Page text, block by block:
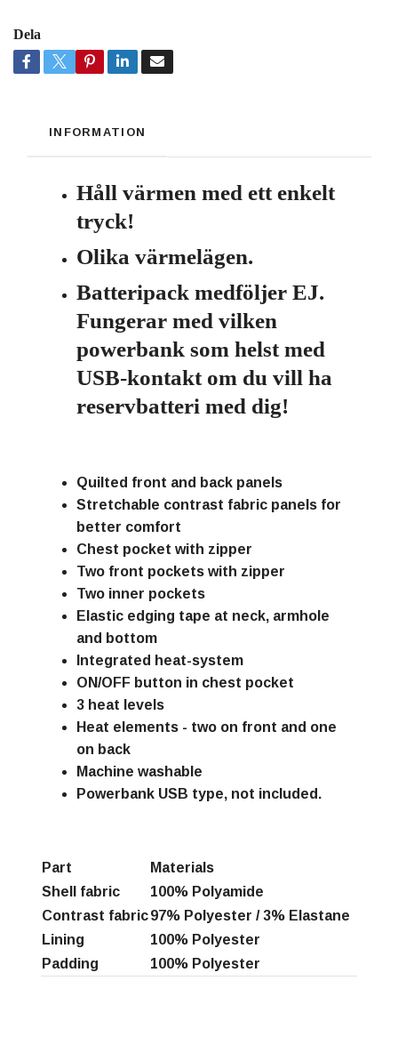
Dela
INFORMATION
Håll värmen med ett enkelt
tryck!
Olika värmelägen.
Batteripack medföljer EJ.
Fungerar med vilken
powerbank som helst med
USB-kontakt om du vill ha
reservbatteri med dig!
Quilted front and back panels
Stretchable contrast fabric panels for
better comfort
Chest pocket with zipper
Two front pockets with zipper
Two inner pockets
Elastic edging tape at neck, armhole
and bottom
Integrated heat-system
ON/OFF button in chest pocket
3 heat levels
Heat elements - two on front and one
on back
Machine washable
Powerbank USB type, not included.
Part
Materials
Shell fabric
100% Polyamide
Contrast fabric97% Polyester / 3% Elastane
Lining
100% Polyester
Padding
100% Polyester